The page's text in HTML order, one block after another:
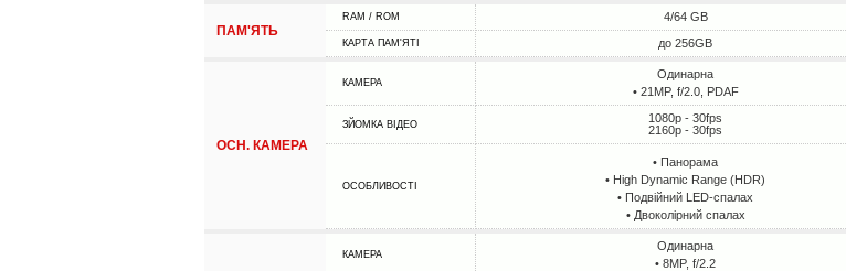
ПАМ'ЯТЬ
RAM / ROM 4/64 GB
КАРТА ПАМ'ЯТІ до 256GB
ОСН. КАМЕРА
КАМЕРА
Одинарна
• 21MP, f/2.0, PDAF
ЗЙОМКА ВІДЕО
1080p - 30fps
2160p - 30fps
ОСОБЛИВОСТІ
• Панорама
• High Dynamic Range (HDR)
• Подвійний LED-спалах
• Двоколірний спалах
КАМЕРА
Одинарна
• 8MP, f/2.2